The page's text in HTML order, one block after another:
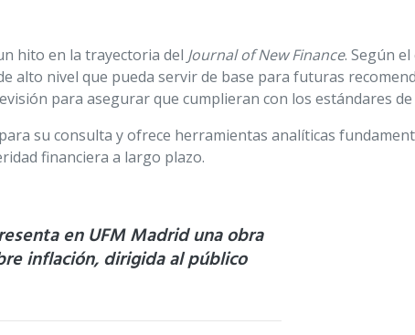
hito en la trayectoria del Journal of New Finance. Según
alto nivel que pueda servir de base para futuras
para asegurar que cumplieran con los estándares de
su consulta y ofrece herramientas analíticas
financiera a largo plazo.
en UFM Madrid una obra
inflación, dirigida al público